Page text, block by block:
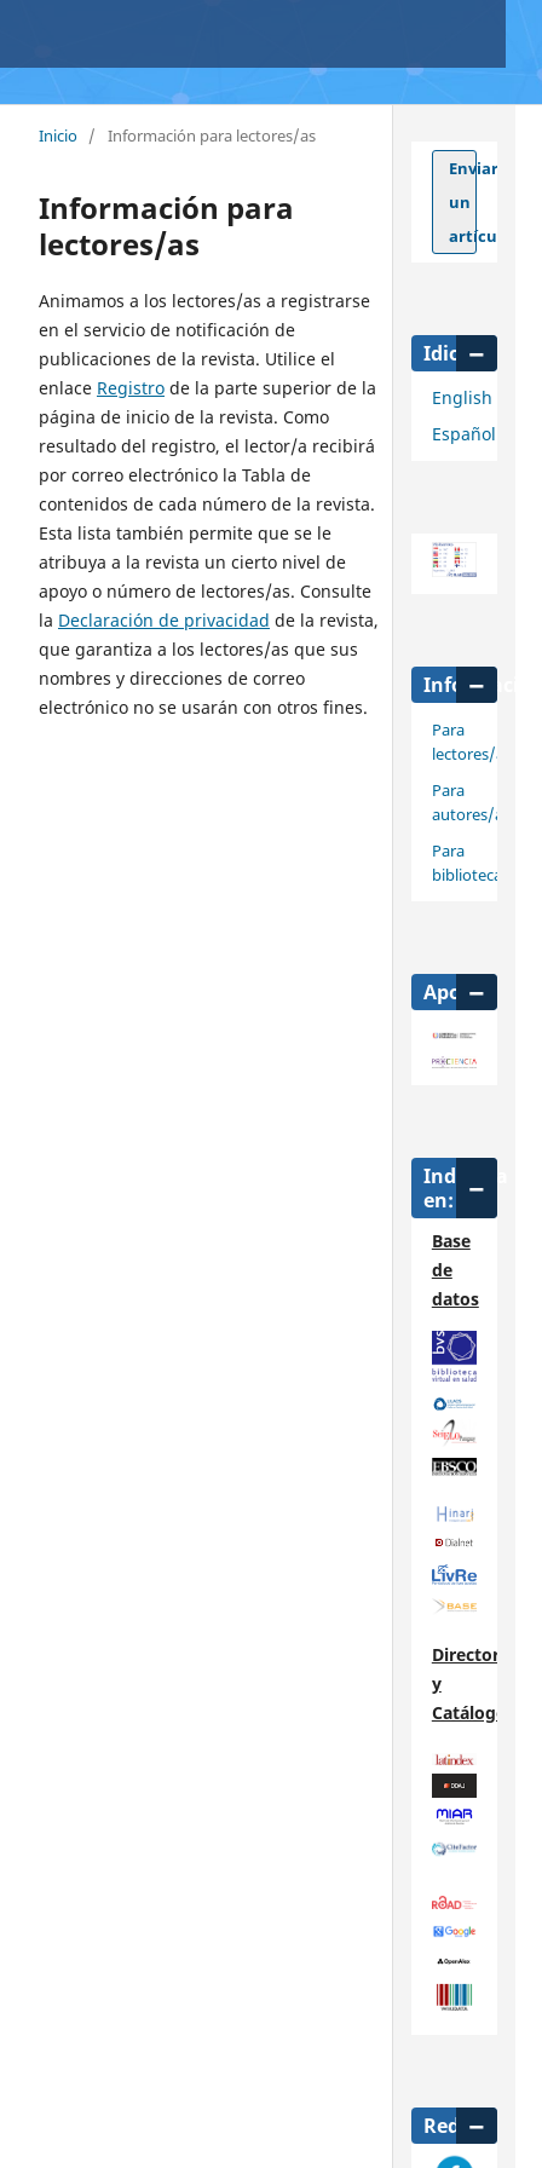
Inicio / Información para lectores/as
Información para
lectores/as
Animamos a los lectores/as a registrarse
en el servicio de notificación de
publicaciones de la revista. Utilice el
enlace Registrode la parte superior de la
página de inicio de la revista. Como
resultado del registro, el lector/a recibirá
por correo electrónico la Tabla de
contenidos de cada número de la revista.
Esta lista también permite que se le
atribuya a la revista un cierto nivel de
apoyo o número de lectores/as. Consulte
la Declaración de privacidad de la revista,
que garantiza a los lectores/as que sus
nombres y direcciones de correo
electrónico no se usarán con otros fines.
Enviar
un
artículo
Idioma
English
Español
Para
lectores/as
Para
autores/as
Para
bibliotecarios/
Apoya
Indizada
en:
Base
de
datos
Directorios
y
Catálogos
Redes